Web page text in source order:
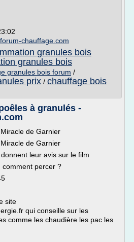
chauffage.com
granules bois
granules bois
granules bois forum /
prix / chauffage bois
à granulés -
de Garnier
de Garnier
leur avis sur le film
comment percer ?
site
qui conseille sur les
comme les chaudière les pac les